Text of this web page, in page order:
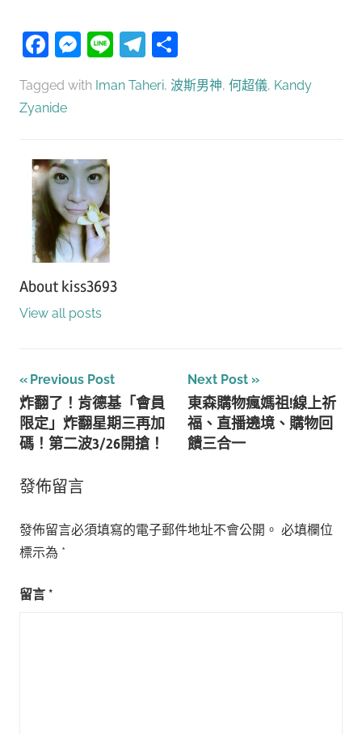
Facebook
Messenger
LineTelegram
Tagged with Iman Taheri, 波斯男神, 何超儀, Kandy
Zyanide
About kiss3693
View all posts
文
章
導
覽
Previous Post
炸翻了！肯德基「會員
限定」炸翻星期三再加
碼！第二波3/26開搶！
Next Post
東森購物瘋媽祖!線上祈
福、直播遶境、購物回
饋三合一
發佈留言
發佈留言必須填寫的電子郵件地址不會公開。 必填欄位
標示為 *
留言 *